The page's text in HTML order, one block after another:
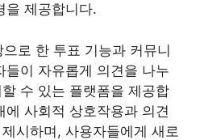
을 제공합니다.
로 한 투표 기능과 커뮤니
들이 자유롭게 의견을 나누
수 있는 플랫폼을 제공합
에 사회적 상호작용과 의견
시하며, 사용자들에게 새로